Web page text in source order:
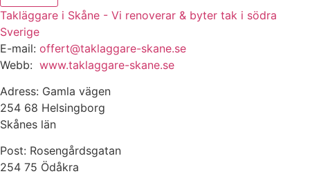
Takläggare i Skåne - Vi renoverar & byter tak i södra
Sverige
E-mail: offert@taklaggare-skane.se
Webb: www.taklaggare-skane.se
Adress: Gamla vägen
254 68 Helsingborg
Skånes län
Post: Rosengårdsgatan
254 75 Ödåkra